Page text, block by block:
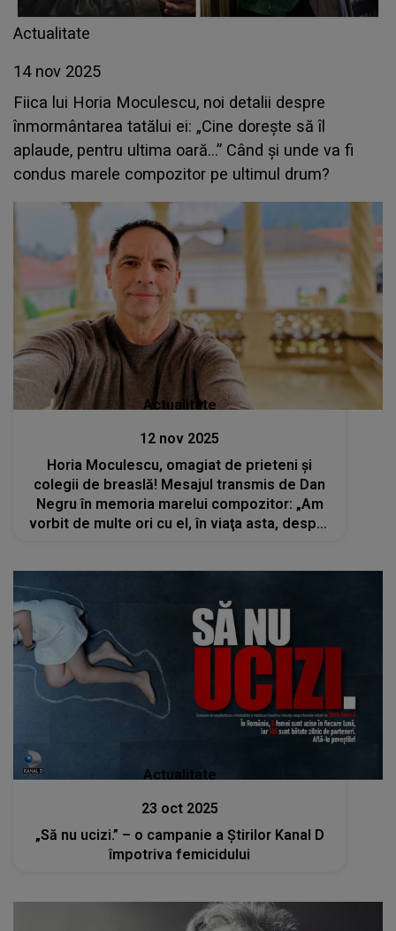
Actualitate
14 nov 2025
Fiica lui Horia Moculescu, noi detalii despre
înmormântarea tatălui ei: „Cine dorește să îl
aplaude, pentru ultima oară...” Când și unde va fi
condus marele compozitor pe ultimul drum?
Actualitate
12 nov 2025
Horia Moculescu, omagiat de prieteni și
colegii de breaslă! Mesajul transmis de Dan
Negru în memoria marelui compozitor: „Am
vorbit de multe ori cu el, în viaţa asta, despre
Actualitate
23 oct 2025
„Să nu ucizi.” – o campanie a Ştirilor Kanal D
împotriva femicidului